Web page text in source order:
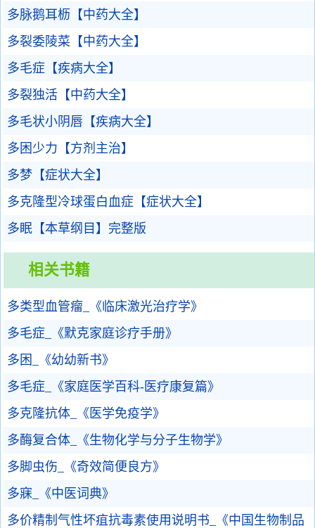
多脉鹅耳枥【中药大全】
多裂委陵菜【中药大全】
多毛症【疾病大全】
多裂独活【中药大全】
多毛状小阴唇【疾病大全】
多困少力【方剂主治】
多梦【症状大全】
多克隆型冷球蛋白血症【症状大全】
多眠【本草纲目】完整版
相关书籍
多类型血管瘤_《临床激光治疗学》
多毛症_《默克家庭诊疗手册》
多困_《幼幼新书》
多毛症_《家庭医学百科-医疗康复篇》
多克隆抗体_《医学免疫学》
多酶复合体_《生物化学与分子生物学》
多脚虫伤_《奇效简便良方》
多寐_《中医词典》
多价精制气性坏疽抗毒素使用说明书_《中国生物制品